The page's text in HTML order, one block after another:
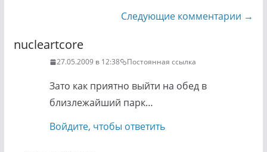
комментариям
Следующие комментарии →
nucleartcore
27.05.2009 в 12:38 Постоянная ссылка
Зато как приятно выйти на обед в
близлежайший парк…
Войдите, чтобы ответить